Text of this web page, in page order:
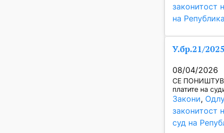
законитост
на
У.бр.21/
08/04/2026
СЕ ПОНИШТУВА
платите на
Закони,
законитост
суд на